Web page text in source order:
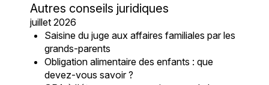
Autres conseils juridiques
juillet 2026
Saisine du juge aux affaires familiales par les
grands-parents
Obligation alimentaire des enfants : que
devez-vous savoir ?